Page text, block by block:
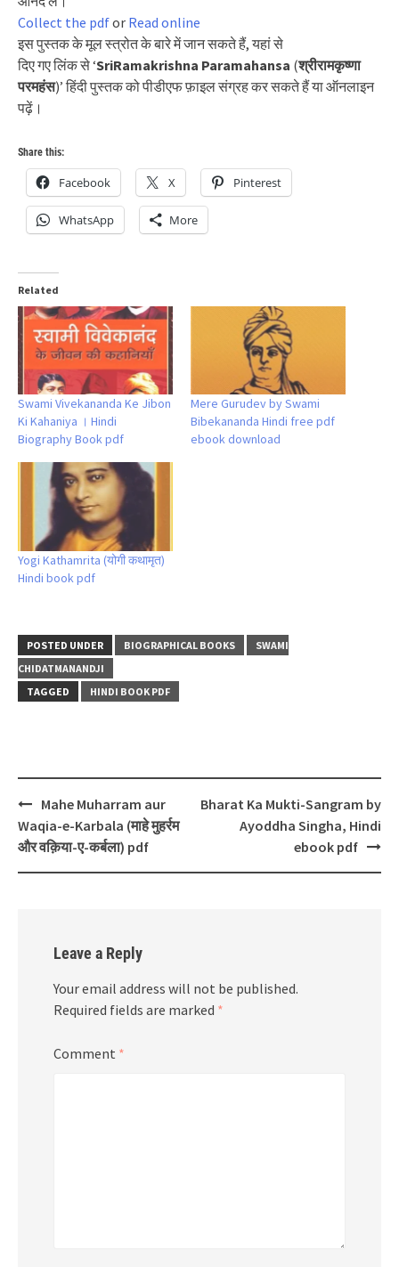
Collect the pdfor Read online
इस पुस्तक के मूल स्त्रोत के बारे में जान सकते हैं, यहां से
दिए गए लिंक से ‘SriRamakrishna Paramahansa (श्रीरामकृष्णा
परमहंस)’ हिंदी पुस्तक को पीडीएफ फ़ाइल संग्रह कर सकते हैं या ऑनलाइन
पढ़ें।
Share this:
Facebook X Pinterest
WhatsApp More
Related
Swami Vivekananda Ke Jibon
Ki Kahaniya । Hindi
Biography Book pdf
Mere Gurudev by Swami
Bibekananda Hindi free pdf
ebook download
Yogi Kathamrita (योगी कथामृत)
Hindi book pdf
POSTED UNDER BIOGRAPHICAL BOOKS
SWAMI
CHIDATMANANDJI
TAGGED
HINDI BOOK PDF
Post
navigation
Mahe Muharram aur
Waqia-e-Karbala (माहे मुहर्रम
और वक़िया-ए-कर्बला) pdf
Bharat Ka Mukti-Sangram by
Ayoddha Singha, Hindi
ebook pdf
Leave a Reply
Your email address will not be published.
Required fields are marked *
Comment *